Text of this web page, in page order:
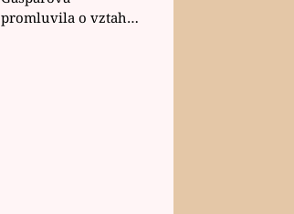
promluvila o vztahu